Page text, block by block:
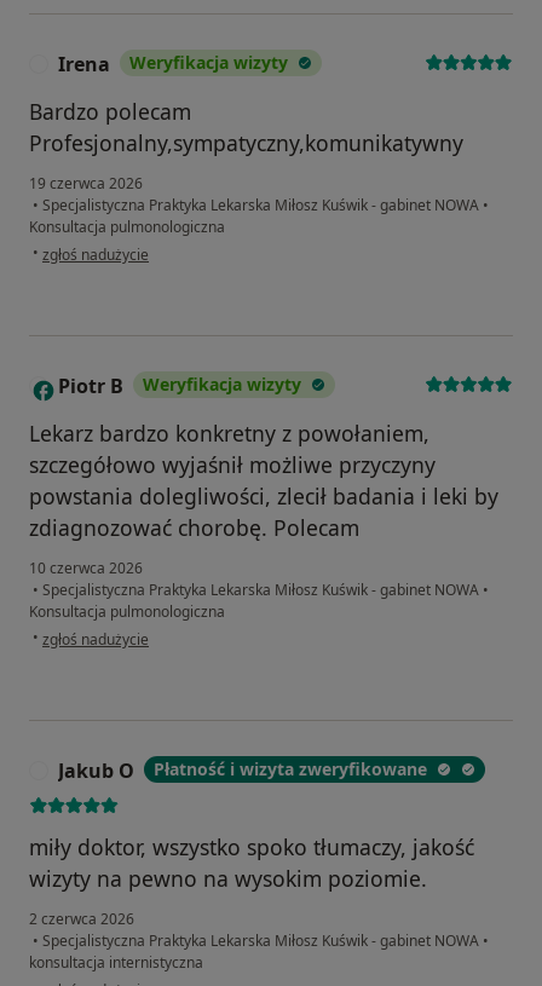
Irena Weryfikacja wizyty
Bardzo polecam
Profesjonalny,sympatyczny,komunikatywny
19 czerwca 2026
• Specjalistyczna Praktyka Lekarska Miłosz Kuświk - gabinet NOWA •
Konsultacja pulmonologiczna
• w opinii użytkownika Irena
zgłoś nadużycie
P Piotr B Weryfikacja wizyty
Lekarz bardzo konkretny z powołaniem,
szczegółowo wyjaśnił możliwe przyczyny
powstania dolegliwości, zlecił badania i leki by
zdiagnozować chorobę. Polecam
10 czerwca 2026
• Specjalistyczna Praktyka Lekarska Miłosz Kuświk - gabinet NOWA •
Konsultacja pulmonologiczna
• w opinii użytkownika Piotr B
zgłoś nadużycie
Jakub O Płatność i wizyta zweryfikowane
miły doktor, wszystko spoko tłumaczy, jakość
wizyty na pewno na wysokim poziomie.
2 czerwca 2026
• Specjalistyczna Praktyka Lekarska Miłosz Kuświk - gabinet NOWA •
konsultacja internistyczna